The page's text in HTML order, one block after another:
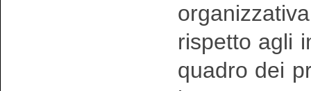
rispetto agli
quadro dei